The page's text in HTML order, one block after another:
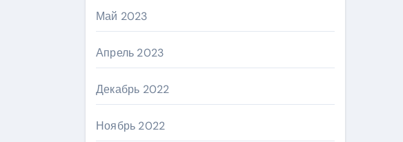
Май 2023
Апрель 2023
Декабрь 2022
Ноябрь 2022